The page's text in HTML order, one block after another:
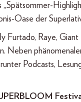
„Spätsommer-
Oase der
Furtado, Raye, Giant
Neben
Podcasts,